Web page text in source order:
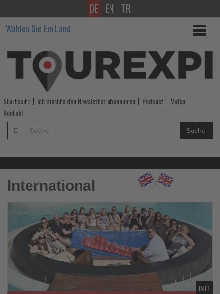
Wissen,
was
im
Tourismus
los
ist!
Wissen,
was
im
Tourismus
los
ist!
DE EN TR
Wählen Sie Ein Land
Startseite Ich möchte den Newsletter abonnieren Podcast
Video
Kontakt
Suche
International
Sie
Nachrichten
INTL